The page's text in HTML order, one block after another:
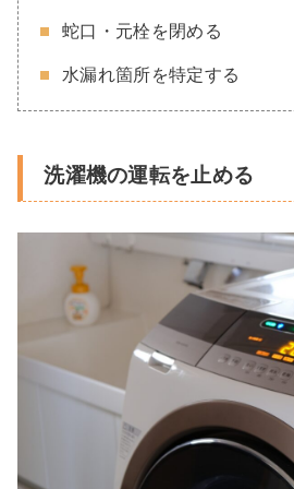
蛇口・元栓を閉める
水漏れ箇所を特定する
洗濯機の運転を止める